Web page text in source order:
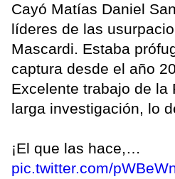
Cayó Matías Daniel
líderes de las
Mascardi. Estaba
captura desde el año
Excelente trabajo de la
larga investigación, lo
¡El que las hace,…
pic.twitter.com/